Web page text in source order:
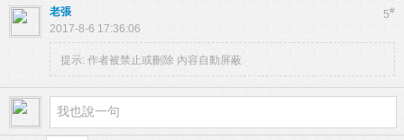
5#
老張
2017-8-6 17:36:06
提示: 作者被禁止或刪除 內容自動屏蔽